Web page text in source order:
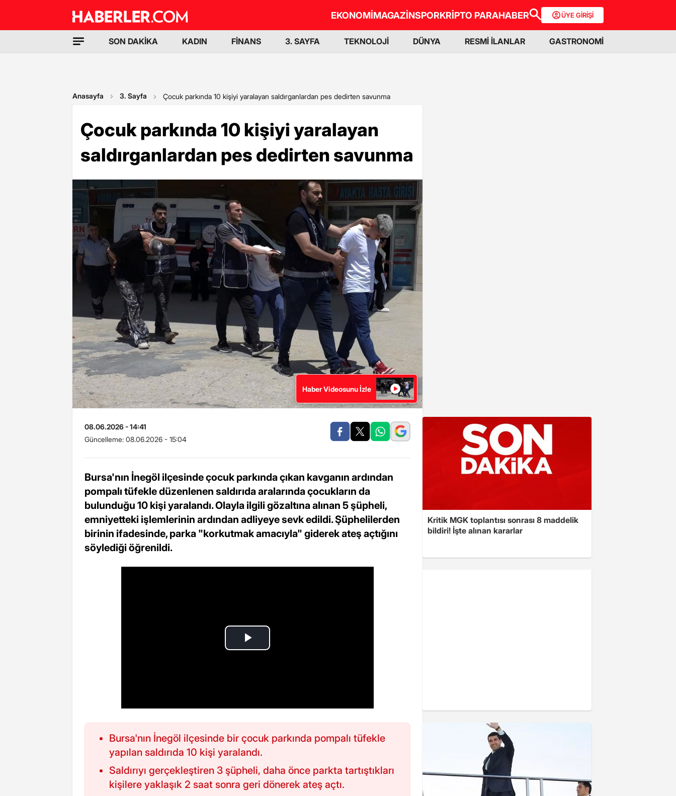
EKONOMİMAGAZİNSPORKRİPTO PARAHABER ÜYE GİRİŞİ
SON DAKİKA KADIN FİNANS 3. SAYFA TEKNOLOJİ DÜNYA RESMİ İLANLAR GASTRONOMİ
Anasayfa 3. Sayfa Çocuk parkında 10 kişiyi yaralayan saldırganlardan pes dedirten savunma
Çocuk parkında 10 kişiyi yaralayan
saldırganlardan pes dedirten savunma
Haber Videosunu İzle
08.06.2026 - 14:41
Güncelleme: 08.06.2026 - 15:04
Bursa'nın İnegöl ilçesinde çocuk parkında çıkan kavganın ardından
pompalı tüfekle düzenlenen saldırıda aralarında çocukların da
bulunduğu 10 kişi yaralandı. Olayla ilgili gözaltına alınan 5 şüpheli,
emniyetteki işlemlerinin ardından adliyeye sevk edildi. Şüphelilerden
birinin ifadesinde, parka "korkutmak amacıyla" giderek ateş açtığını
söylediği öğrenildi.
Bursa'nın İnegöl ilçesinde bir çocuk parkında pompalı tüfekle
yapılan saldırıda 10 kişi yaralandı.
Saldırıyı gerçekleştiren 3 şüpheli, daha önce parkta tartıştıkları
kişilere yaklaşık 2 saat sonra geri dönerek ateş açtı.
Kritik MGK toplantısı sonrası 8 maddelik
bildiri! İşte alınan kararlar